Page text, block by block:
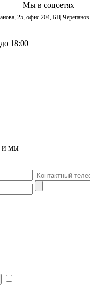
Мы в соцсетях
25, офис 204, БЦ Черепанов
18:00
и мы